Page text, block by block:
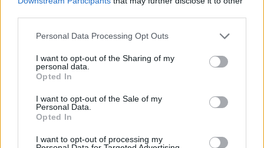
Personal Data Processing Opt Outs
I want to opt-out of the Sharing of my
personal data.
Opted In
I want to opt-out of the Sale of my
Personal Data.
Opted In
I want to opt-out of processing my
Διαβάστε Ακόμη
Eurovision 2026: Η